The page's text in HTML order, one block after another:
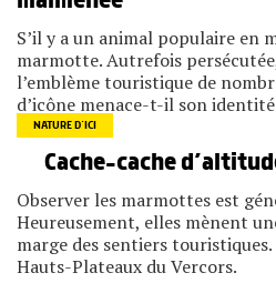
S’il y a un animal populaire en
marmotte. Autrefois
l’emblème touristique de
d’icône menace-t-il son identité
NATURE D’ICI
Cache-cache
Observer les marmottes est
Heureusement, elles mènent
marge des sentiers
Hauts-Plateaux du Vercors.